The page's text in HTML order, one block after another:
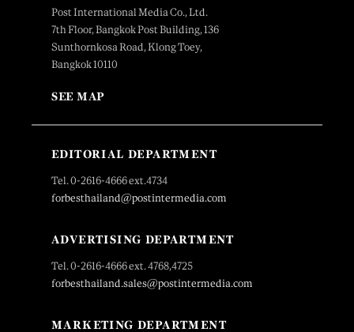
Post International Media Co., Ltd.
7th Floor, Bangkok Post Building, 136
Sunthornkosa Road, Klong Toey,
Bangkok 10110
SEE MAP
EDITORIAL DEPARTMENT
Tel. 0-2616-4666 ext.4734
forbesthailand@postintermedia.com
ADVERTISING DEPARTMENT
Tel. 0-2616-4666 ext. 4768,4725
forbesthailand.sales@postintermedia.com
MARKETING DEPARTMENT